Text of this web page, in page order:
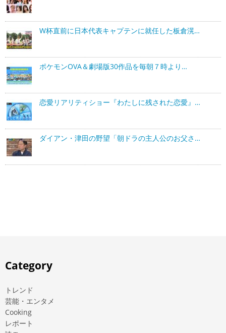
W杯直前に日本代表キャプテンに就任した板倉滉…
ポケモンOVA＆劇場版30作品を毎朝７時より…
恋愛リアリティショー『わたしに残された恋愛』…
ダイアン・津田の野望「朝ドラの主人公のお父さ…
Category
トレンド
芸能・エンタメ
Cooking
レポート